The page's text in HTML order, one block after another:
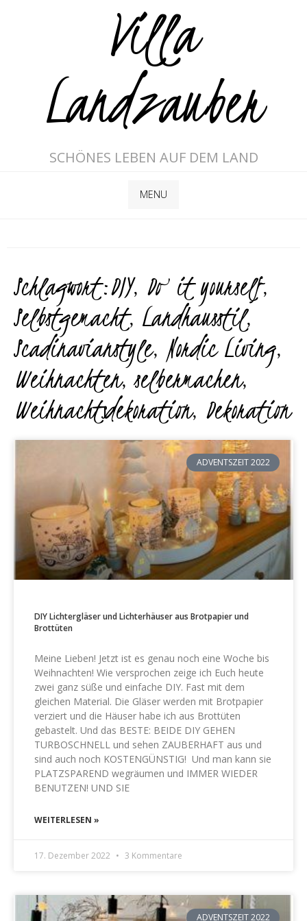
Villa
Landzauber
SCHÖNES LEBEN AUF DEM LAND
MENU
Schlagwort:DIY, Do it yourself,
Selbstgemacht, Landhausstil,
Scadinavianstyle, Nordic Living,
Weihnachten,selbermachen,
Weihnachtsdekoration, Dekoration
ADVENTSZEIT 2022
DIY Lichtergläser und Lichterhäuser aus Brotpapier und
Brottüten
Meine Lieben! Jetzt ist es genau noch eine Woche bis
Weihnachten! Wie versprochen zeige ich Euch heute
zwei ganz süße und einfache DIY. Fast mit dem
gleichen Material. Die Gläser werden mit Brotpapier
verziert und die Häuser habe ich aus Brottüten
gebastelt. Und das BESTE: BEIDE DIY GEHEN
TURBOSCHNELL und sehen ZAUBERHAFT aus und
sind auch noch KOSTENGÜNSTIG! Und man kann sie
PLATZSPAREND wegräumen und IMMER WIEDER
BENUTZEN! UND SIE
WEITERLESEN »
17. Dezember 2022 3 Kommentare
ADVENTSZEIT 2022